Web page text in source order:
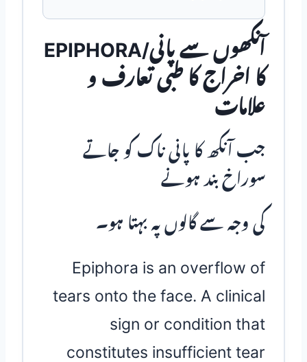
EPIPHORA/آنکھوں سے پانی
کا اخراج کا طبی تعارف و
علامات
جب آنکھ کا پانی ناک کو جاتے
سوراخ بند ہونے
کی وجہ سے گالوں پہ بہتا ہو۔
Epiphora is an overflow of
tears onto the face. A clinical
sign or condition that
constitutes insufficient tear